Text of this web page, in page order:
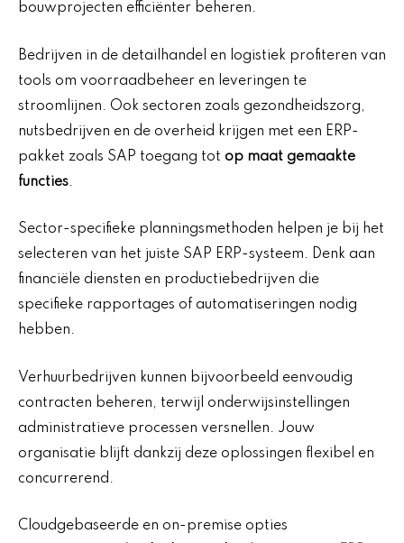
bouwprojecten efficiënter beheren.
Bedrijven in de detailhandel en logistiek profiteren van
tools om voorraadbeheer en leveringen te
stroomlijnen. Ook sectoren zoals gezondheidszorg,
nutsbedrijven en de overheid krijgen met een ERP-
pakket zoals SAP toegang tot op maat gemaakte
functies.
Sector-specifieke planningsmethoden helpen je bij het
selecteren van het juiste SAP ERP-systeem. Denk aan
financiële diensten en productiebedrijven die
specifieke rapportages of automatiseringen nodig
hebben.
Verhuurbedrijven kunnen bijvoorbeeld eenvoudig
contracten beheren, terwijl onderwijsinstellingen
administratieve processen versnellen. Jouw
organisatie blijft dankzij deze oplossingen flexibel en
concurrerend.
Cloudgebaseerde en on-premise opties